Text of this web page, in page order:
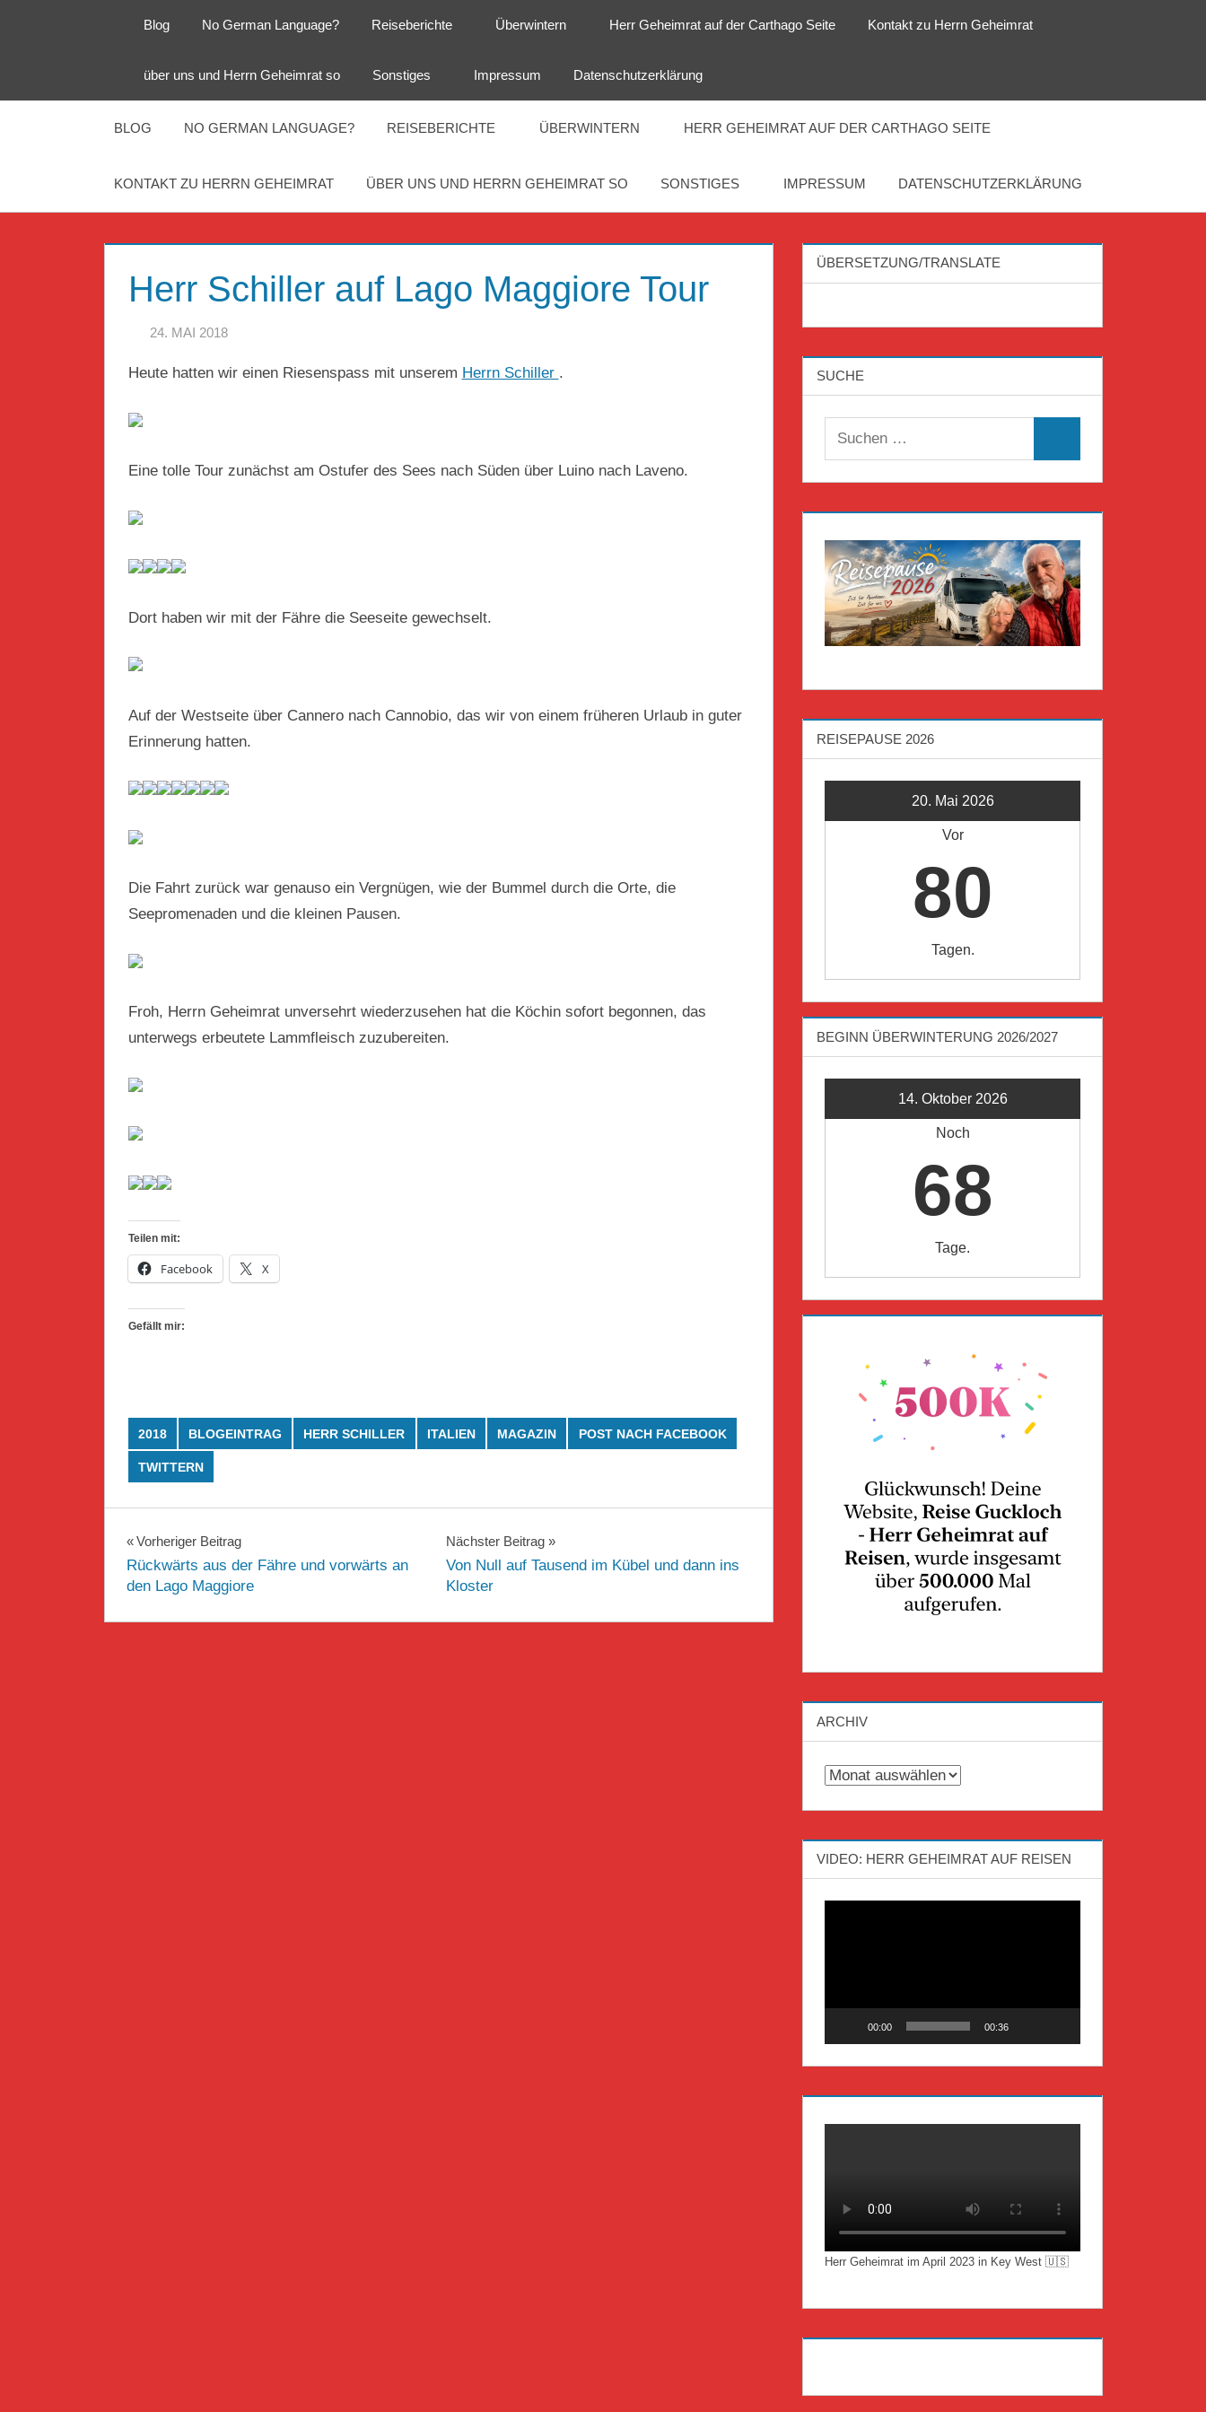
Reise
Guckloch
–
Geheimrat
auf
Reisen
Geheimrat
auf
Reisen
Blog No German Language? Reiseberichte Überwintern Herr Geheimrat auf der Carthago Seite Kontakt zu Herrn Geheimrat
über uns und Herrn Geheimrat so Sonstiges Impressum Datenschutzerklärung
BLOG NO GERMAN LANGUAGE? REISEBERICHTE ÜBERWINTERN HERR GEHEIMRAT AUF DER CARTHAGO SEITE
KONTAKT ZU HERRN GEHEIMRAT ÜBER UNS UND HERRN GEHEIMRAT SO SONSTIGES IMPRESSUM DATENSCHUTZERKLÄRUNG
Herr Schiller auf Lago Maggiore Tour
24. MAI 2018
Heute hatten wir einen Riesenspass mit unserem Herrn Schiller .
Eine tolle Tour zunächst am Ostufer des Sees nach Süden über Luino nach Laveno.
Dort haben wir mit der Fähre die Seeseite gewechselt.
Auf der Westseite über Cannero nach Cannobio, das wir von einem früheren Urlaub in guter
Erinnerung hatten.
Die Fahrt zurück war genauso ein Vergnügen, wie der Bummel durch die Orte, die
Seepromenaden und die kleinen Pausen.
Froh, Herrn Geheimrat unversehrt wiederzusehen hat die Köchin sofort begonnen, das
unterwegs erbeutete Lammfleisch zuzubereiten.
Teilen mit:
Facebook X
Gefällt mir:
2018 BLOGEINTRAG HERR SCHILLER ITALIEN MAGAZIN POST NACH FACEBOOK
TWITTERN
Beitragsnavigation
Vorheriger Beitrag
Rückwärts aus der Fähre und vorwärts an
den Lago Maggiore
Nächster Beitrag
Von Null auf Tausend im Kübel und dann ins
Kloster
ÜBERSETZUNG/TRANSLATE
SUCHE
REISEPAUSE 2026
20. Mai 2026
Vor
80
Tagen.
BEGINN ÜBERWINTERUNG 2026/2027
14. Oktober 2026
Noch
68
Tage.
ARCHIV
Archiv
VIDEO: HERR GEHEIMRAT AUF REISEN
00:00 00:36
Herr Geheimrat im April 2023 in Key West 🇺🇸